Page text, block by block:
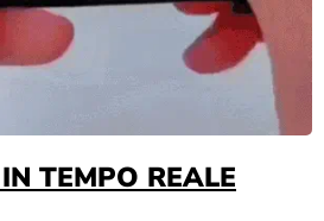
TEMPO REALE